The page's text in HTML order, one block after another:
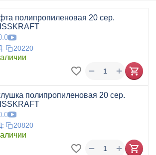
полипропиленовая 20 сер.
20220
+
−
полипропиленовая 20 сер.
20820
+
−